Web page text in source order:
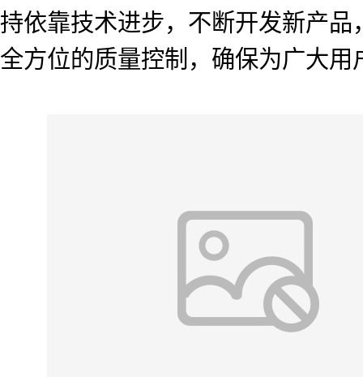
持依靠技术进步，不断开发新产
全方位的质量控制，确保为广大